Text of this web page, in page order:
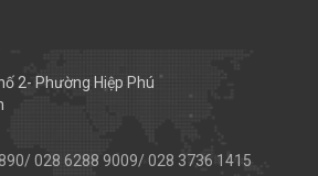
2- Phường Hiệp Phú
028 6288 9009/ 028 3736 1415